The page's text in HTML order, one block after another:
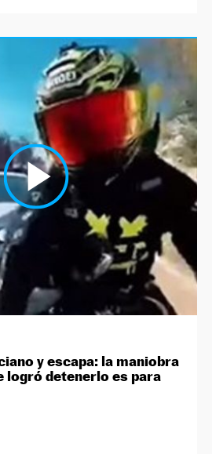
y escapa: la maniobra
logró detenerlo es para